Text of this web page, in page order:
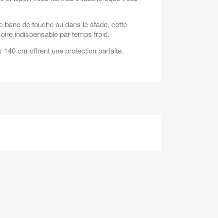
banc de touche ou dans le stade, cette
indispensable par temps froid.
cm offrent une protection parfaite.